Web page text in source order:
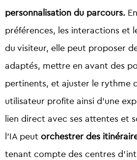
personnalisation du parcours.
préférences, les interactions et
du visiteur, elle peut proposer
adaptés, mettre en avant des
pertinents, et ajuster le rythme
utilisateur profite ainsi d’une
lien direct avec ses attentes et
l’IA peut orchestrer des
tenant compte des centres